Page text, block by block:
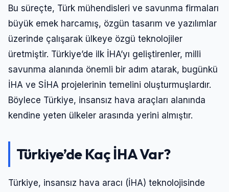
Bu süreçte, Türk mühendisleri ve savunma firmaları
büyük emek harcamış, özgün tasarım ve yazılımlar
üzerinde çalışarak ülkeye özgü teknolojiler
üretmiştir. Türkiye’de ilk İHA’yı geliştirenler, milli
savunma alanında önemli bir adım atarak, bugünkü
İHA ve SİHA projelerinin temelini oluşturmuşlardır.
Böylece Türkiye, insansız hava araçları alanında
kendine yeten ülkeler arasında yerini almıştır.
Türkiye’de Kaç İHA Var?
Türkiye, insansız hava aracı (İHA) teknolojisinde